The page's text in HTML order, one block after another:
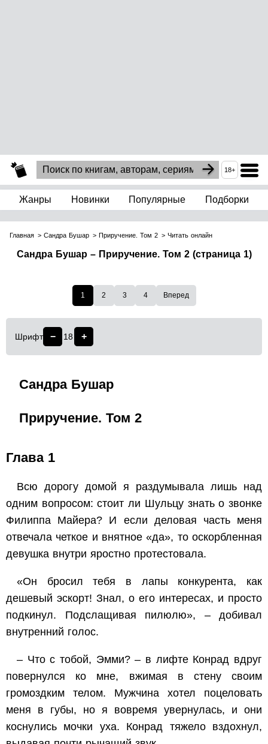
18+
Жанры Новинки Популярные Подборки
Главная Сандра Бушар Приручение. Том 2 Читать онлайн
Сандра Бушар – Приручение. Том 2 (страница 1)
1 2 3 4 Вперед
Шрифт − 18 +
Сандра Бушар
Приручение. Том 2
Глава 1
Всю дорогу домой я раздумывала лишь над
одним вопросом: стоит ли Шульцу знать о звонке
Филиппа Майера? И если деловая часть меня
отвечала четкое и внятное «да», то оскорбленная
девушка внутри яростно протестовала.
«Он бросил тебя в лапы конкурента, как
дешевый эскорт! Знал, о его интересах, и просто
подкинул. Подслащивая пилюлю», – добивал
внутренний голос.
– Что с тобой, Эмми? – в лифте Конрад вдруг
повернулся ко мне, вжимая в стену своим
громоздким телом. Мужчина хотел поцеловать
меня в губы, но я вовремя увернулась, и они
коснулись мочки уха. Конрад тяжело вздохнул,